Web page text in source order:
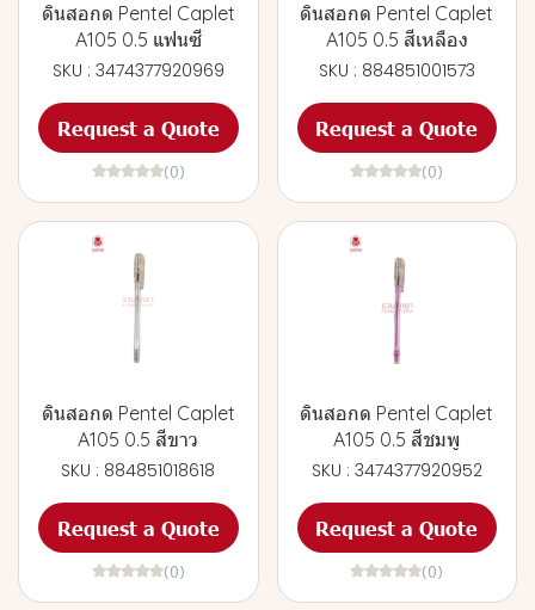
ดินสอกด Pentel Caplet
A105 0.5 แฟนซี
SKU : 3474377920969
Request a Quote
(0)
ดินสอกด Pentel Caplet
A105 0.5 สีเหลือง
SKU : 884851001573
Request a Quote
(0)
ดินสอกด Pentel Caplet
A105 0.5 สีขาว
SKU : 884851018618
Request a Quote
(0)
ดินสอกด Pentel Caplet
A105 0.5 สีชมพู
SKU : 3474377920952
Request a Quote
(0)